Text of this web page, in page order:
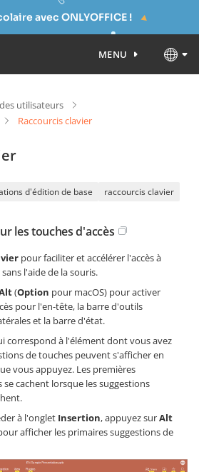
avec ONLYOFFICE !
MENU
utilisateurs
Raccourcis clavier
d'édition de base raccourcis clavier
les touches d'accès
pour faciliter et accélérer l'accès à
sans l'aide de la souris.
(Option pour macOS) pour activer
pour l'en-tête, la barre d'outils
et la barre d'état.
correspond à l'élément dont vous avez
de touches peuvent s'afficher en
vous appuyez. Les premières
cachent lorsque les suggestions
à l'onglet Insertion, appuyez surAlt
afficher les primaires suggestions de